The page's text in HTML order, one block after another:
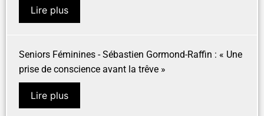
Lire plus
Seniors Féminines - Sébastien Gormond-Raffin : « Une
prise de conscience avant la trêve »
Lire plus